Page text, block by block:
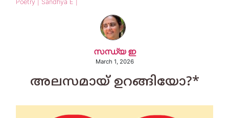
Poetry | Sandhya E |
സന്ധ്യ ഇ
March 1, 2026
അലസമായ് ഉറങ്ങിയോ?*